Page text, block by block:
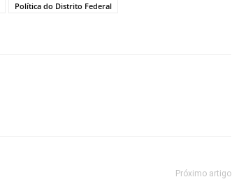
Política do Distrito Federal
Próximo artigo